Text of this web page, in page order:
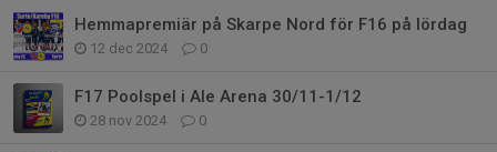
Hemmapremiär på Skarpe Nord för F16 på lördag
12 dec 2024 0
F17 Poolspel i Ale Arena 30/11-1/12
28 nov 2024 0